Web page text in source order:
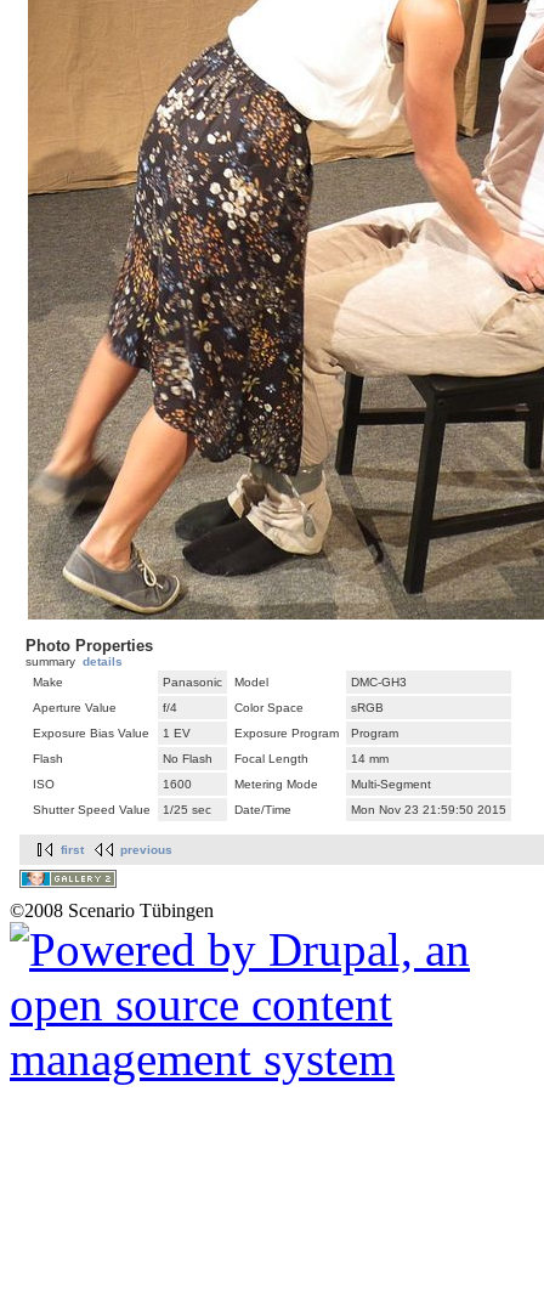
Photo Properties
summary details
Make
Panasonic Model
DMC-GH3
Aperture Value
f/4 Color Space
sRGB
Exposure Bias Value
1 EV Exposure Program
Program
Flash
No Flash Focal Length
14 mm
ISO
1600 Metering Mode
Multi-Segment
Shutter Speed Value
1/25 sec Date/Time Mon Nov 23 21:59:50 2015
first previous
©2008 Scenario Tübingen